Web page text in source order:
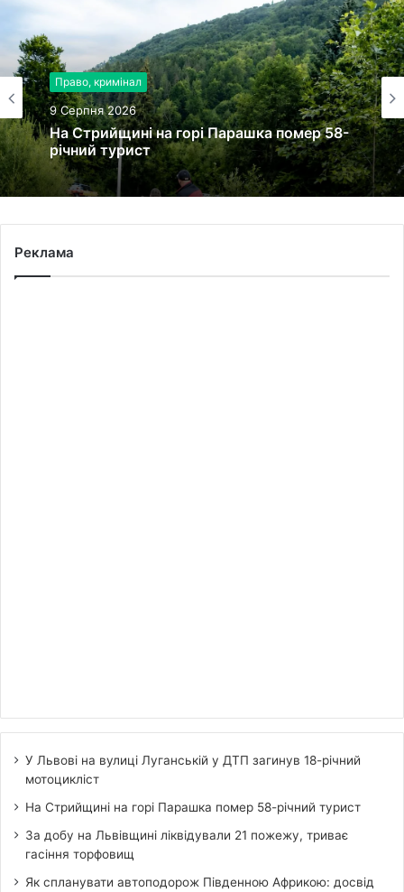
Право, кримінал
9 Серпня 2026
На Стрийщині на горі Парашка помер 58-
річний турист
Реклама
У Львові на вулиці Луганській у ДТП загинув 18-річний
мотоцикліст
На Стрийщині на горі Парашка помер 58-річний турист
За добу на Львівщині ліквідували 21 пожежу, триває
гасіння торфовищ
Як спланувати автоподорож Південною Африкою: досвід